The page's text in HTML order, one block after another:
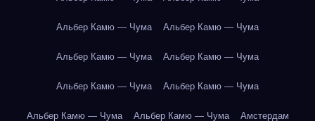
Альбер Камю — Чума Альбер Камю — Чума
Альбер Камю — Чума Альбер Камю — Чума
Альбер Камю — Чума Альбер Камю — Чума
Альбер Камю — Чума Альбер Камю — Чума Амстердам